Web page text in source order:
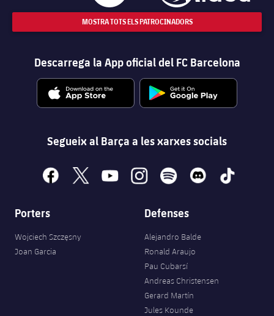
MOSTRA TOTS ELS PATROCINADORS
Descarrega la App oficial del FC Barcelona
Segueix al Barça a les xarxes socials
facebook
x youtubeinstagramspotify discord tiktok
Porters
Wojciech Szczęsny
Joan Garcia
Defenses
Alejandro Balde
Ronald Araujo
Pau Cubarsí
Andreas Christensen
Gerard Martín
Jules Kounde